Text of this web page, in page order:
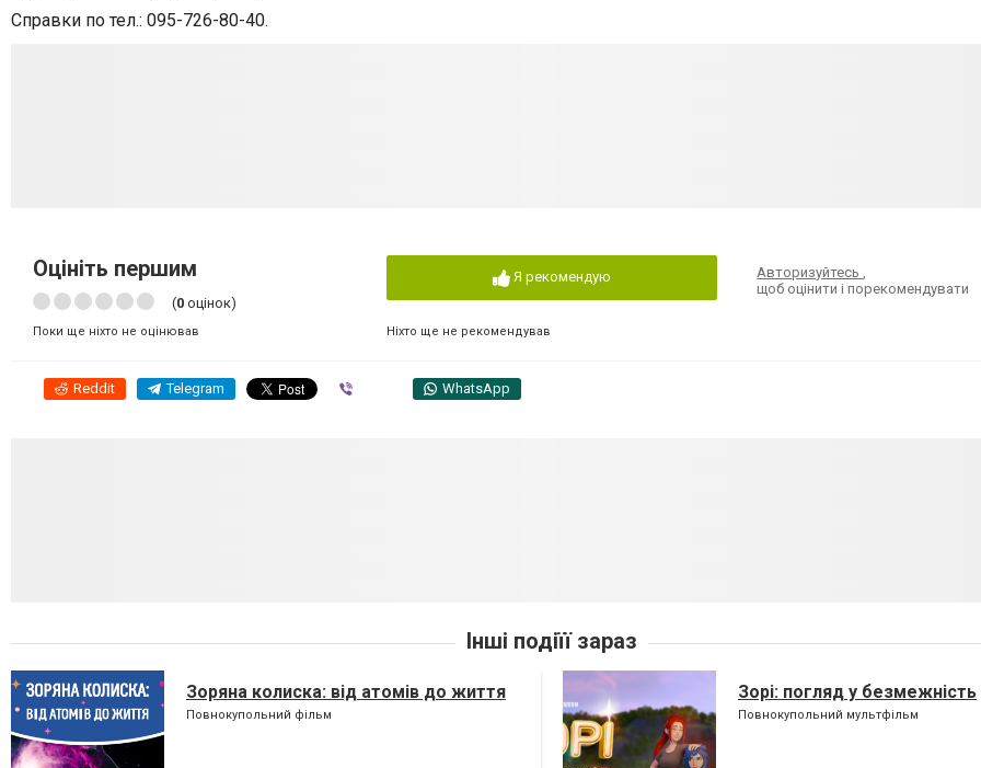
Справки по тел.: 095-726-80-40.
Оцініть першим
(0 оцінок)
Поки ще ніхто не оцінював
Я рекомендую
Ніхто ще не рекомендував
Авторизуйтесь,
щоб оцінити і порекомендувати
Reddit Telegram WhatsApp
Інші подіїї зараз
Зоряна колиска: від атомів до життя
Повнокупольний фільм
Зорі: погляд у безмежність
Повнокупольний мультфільм